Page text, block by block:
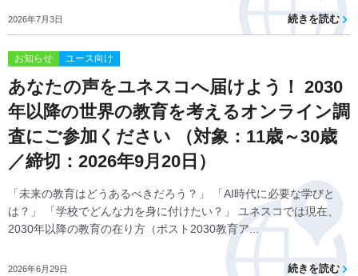
2026年7月3日 続きを読む
お知らせ ユース向け
あなたの声をユネスコへ届けよう！ 2030
年以降の世界の教育を考えるオンライン調
査にご参加ください （対象：11歳～30歳
／締切：2026年9月20日）
「未来の教育はどうあるべきだろう？」 「AI時代に必要な学びと
は？」 「学校でどんな力を身に付けたい？」 ユネスコでは現在、
2030年以降の教育の在り方（ポスト2030教育ア...
2026年6月29日 続きを読む